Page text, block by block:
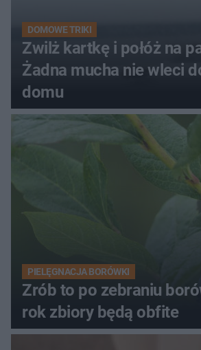
DOMOWE TRIKI
Zwilż kartkę i połóż na
Żadna mucha nie wleci
domu
PIELĘGNACJA BORÓWKI
Zrób to po zebraniu
rok zbiory będą obfite